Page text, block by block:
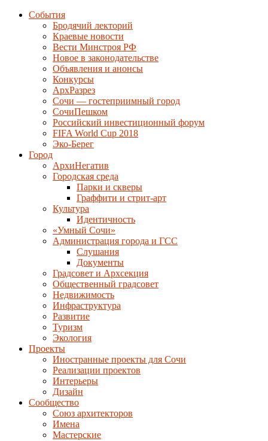
События
Бродячий лекторий
Краевые новости
Вести Минстроя РФ
Новое в законодательстве
Объявления и анонсы
Конкурсы
АрхРазрез
Сочи — гостеприимный город
СочиПешком
Российский инвестиционный форум
FIFA World Cup 2018
Эко-Берег
Город
АрхиНегатив
Городская среда
Парки и скверы
Граффити и стрит-арт
Культура
Идентичность
«Умный Сочи»
Администрация города и ГСС
Слушания
Документы
Градсовет и Архсекция
Общественный градсовет
Недвижимость
Инфраструктура
Развитие
Туризм
Экология
Проекты
Иностранные проекты для Сочи
Реализации проектов
Интерьеры
Дизайн
Сообщество
Союз архитекторов
Имена
Мастерские